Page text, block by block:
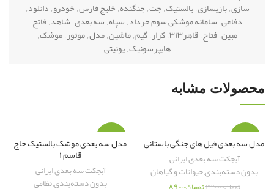
نام مدل سه بعدی : پهپاد آرش ۱
تعداد آبجکت : ۲ آبجکت
سازی,بازیسازی,بالستیک,جت,جنگنده,خلیج فارس,خودرو,دانلود,
دفاعی,سامانه موشکی سوم خرداد,سپاه,سه بعدی,شاهد,فاتح
مبین,فتاح,قاهر۳۱۳ ,کرار,گیم,ماشین,مدل,موتور,موشک,
هایپرسونیک,یونیتی
محصولات مشابه
مدل سه بعدی فیل های جنگی باستانی
آبجکت سه بعدی ایرانی,
بدون دسته‌بندی,حیوانات و گیاهان
-۵۹%
مدل سه بعدی موشک بالستیک حاج
قاسم ۱
آبجکت سه بعدی ایرانی,
بدون دسته‌بندی,نظامی